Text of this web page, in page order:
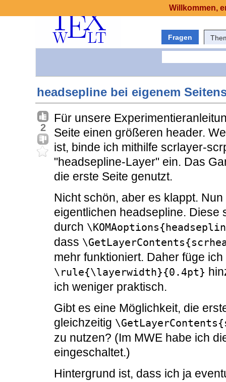
Fragen
headsepline bei eigenem
2
Für unsere
Seite einen größeren header.
ist, binde ich mithilfe scrlayer-
"headsepline-Layer" ein. Das
die erste Seite genutzt.
Nicht schön, aber es klappt.
eigentlichen headsepline. Diese
durch
dass
mehr funktioniert. Daher füge
\rule{\layerwidth}{0.4pt}
ich weniger praktisch.
Gibt es eine Möglichkeit, die
gleichzeitig
zu nutzen? (Im MWE habe ich
eingeschaltet.)
Hintergrund ist, dass ich ja
Willkommen,